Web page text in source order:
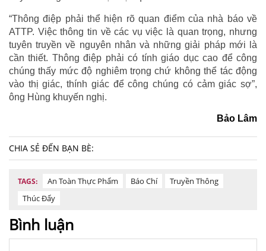
“Thông điệp phải thể hiện rõ quan điểm của nhà báo về
ATTP. Việc thông tin về các vụ việc là quan trọng, nhưng
tuyên truyền về nguyên nhân và những giải pháp mới là
cần thiết. Thông điệp phải có tính giáo dục cao để công
chúng thấy mức độ nghiêm trọng chứ không thể tác động
vào thị giác, thính giác để công chúng có cảm giác sợ”,
ông Hùng khuyến nghị.
Bảo Lâm
CHIA SẺ ĐẾN BẠN BÈ:
TAGS: An Toàn Thực Phẩm Báo Chí
Truyền Thông
Thúc Đẩy
Bình luận